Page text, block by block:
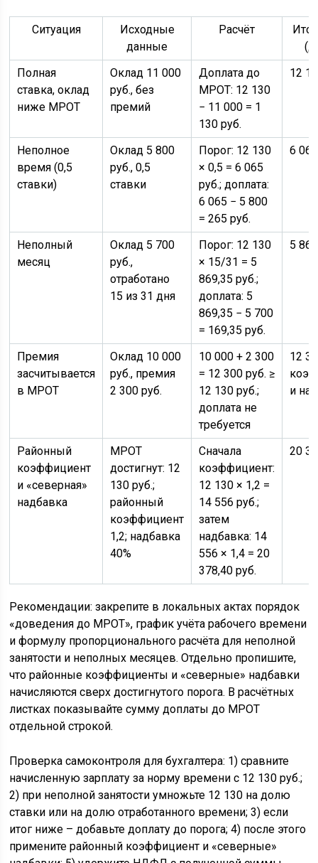
Ситуация
Исходные
данные
Расчёт
Полная
ставка, оклад
ниже МРОТ
Оклад 11 000
руб., без
премий
Доплата до
МРОТ: 12 130
− 11 000 = 1
130 руб.
12
Неполное
время (0,5
ставки)
Оклад 5 800
руб., 0,5
ставки
Порог: 12 130
× 0,5 = 6 065
руб.; доплата:
6 065 − 5 800
= 265 руб.
6
Неполный
месяц
Оклад 5 700
руб.,
отработано
15 из 31 дня
Порог: 12 130
× 15/31 = 5
869,35 руб.;
доплата: 5
869,35 − 5 700
= 169,35 руб.
5
Премия
засчитывается
в МРОТ
Оклад 10 000
руб., премия
2 300 руб.
10 000 + 2 300
= 12 300 руб. ≥
12 130 руб.;
доплата не
требуется
12
и
Районный
коэффициент
и «северная»
надбавка
МРОТ
достигнут: 12
130 руб.;
районный
коэффициент
1,2; надбавка
40%
Сначала
коэффициент:
12 130 × 1,2 =
14 556 руб.;
затем
надбавка: 14
556 × 1,4 = 20
378,40 руб.
20
Рекомендации: закрепите в локальных актах порядок
«доведения до МРОТ», график учёта рабочего времени
и формулу пропорционального расчёта для неполной
занятости и неполных месяцев. Отдельно пропишите,
что районные коэффициенты и «северные» надбавки
начисляются сверх достигнутого порога. В расчётных
листках показывайте сумму доплаты до МРОТ
отдельной строкой.
Проверка самоконтроля для бухгалтера: 1) сравните
начисленную зарплату за норму времени с 12 130 руб.;
2) при неполной занятости умножьте 12 130 на долю
ставки или на долю отработанного времени; 3) если
итог ниже – добавьте доплату до порога; 4) после этого
примените районный коэффициент и «северные»